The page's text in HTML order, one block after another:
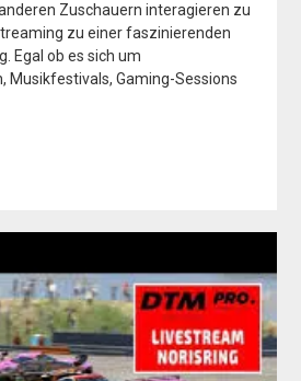
Zuschauern interagieren zu
zu einer faszinierenden
Egal ob es sich um
Musikfestivals, Gaming-Sessions